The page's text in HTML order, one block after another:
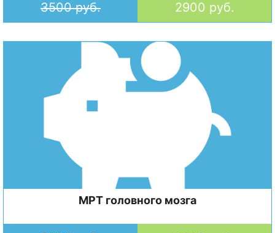
3500 руб. 2900 руб.
МРТ головного мозга